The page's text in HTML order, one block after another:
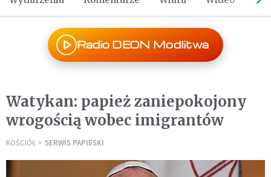
Radio DEON Modlitwa
Watykan: papież zaniepokojony
wrogością wobec imigrantów
KOŚCIÓŁ SERWIS PAPIESKI